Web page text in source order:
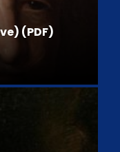
(PDF)